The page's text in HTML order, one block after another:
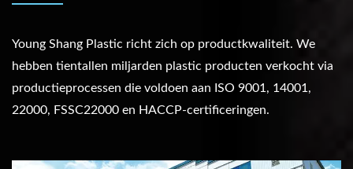
Young Shang Plastic richt zich op productkwaliteit. We
hebben tientallen miljarden plastic producten verkocht via
productieprocessen die voldoen aan ISO 9001, 14001,
22000, FSSC22000 en HACCP-certificeringen.